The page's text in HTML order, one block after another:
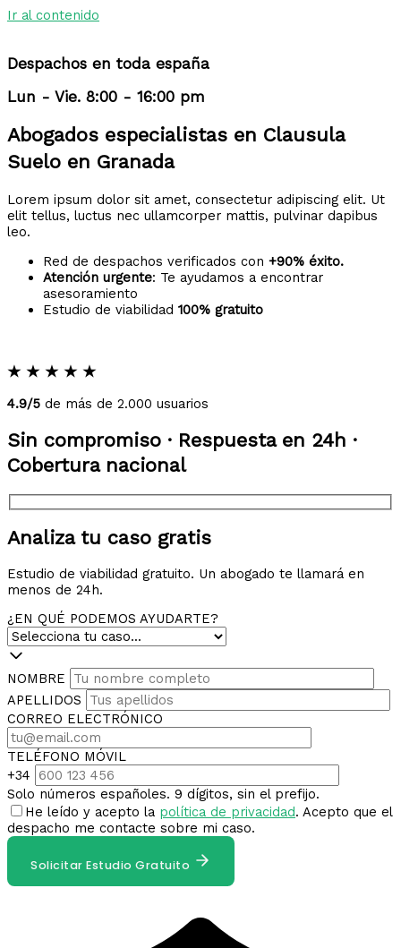
Ir al contenido
Despachos en toda españa
Lun - Vie. 8:00 - 16:00 pm
Abogados especialistas en Clausula
Suelo en Granada
Lorem ipsum dolor sit amet, consectetur adipiscing elit. Ut
elit tellus, luctus nec ullamcorper mattis, pulvinar dapibus
leo.
Red de despachos verificados con +90% éxito.
Atención urgente: Te ayudamos a encontrar
asesoramiento
Estudio de viabilidad 100% gratuito
★ ★ ★ ★ ★
4.9/5 de más de 2.000 usuarios
Sin compromiso · Respuesta en 24h ·
Cobertura nacional
Analiza tu caso gratis
Estudio de viabilidad gratuito. Un abogado te llamará en
menos de 24h.
¿EN QUÉ PODEMOS AYUDARTE?
NOMBRE
APELLIDOS
CORREO ELECTRÓNICO
TELÉFONO MÓVIL
+34
Solo números españoles. 9 dígitos, sin el prefijo.
He leído y acepto la política de privacidad. Acepto que el
despacho me contacte sobre mi caso.
Solicitar Estudio Gratuito